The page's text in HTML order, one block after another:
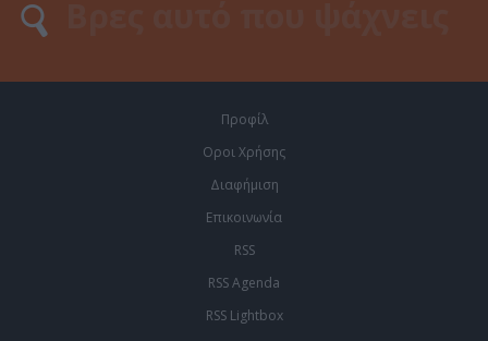
Προφίλ
Οροι Χρήσης
Διαφήμιση
Επικοινωνία
RSS
RSS Agenda
RSS Lightbox